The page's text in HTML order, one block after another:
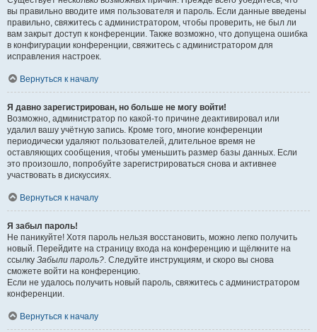
вы правильно вводите имя пользователя и пароль. Если данные введены
правильно, свяжитесь с администратором, чтобы проверить, не был ли
вам закрыт доступ к конференции. Также возможно, что допущена ошибка
в конфигурации конференции, свяжитесь с администратором для
исправления настроек.
Вернуться к началу
Я давно зарегистрирован, но больше не могу войти!
Возможно, администратор по какой-то причине деактивировал или
удалил вашу учётную запись. Кроме того, многие конференции
периодически удаляют пользователей, длительное время не
оставляющих сообщения, чтобы уменьшить размер базы данных. Если
это произошло, попробуйте зарегистрироваться снова и активнее
участвовать в дискуссиях.
Вернуться к началу
Я забыл пароль!
Не паникуйте! Хотя пароль нельзя восстановить, можно легко получить
новый. Перейдите на страницу входа на конференцию и щёлкните на
ссылку Забыли пароль?. Следуйте инструкциям, и скоро вы снова
сможете войти на конференцию.
Если не удалось получить новый пароль, свяжитесь с администратором
конференции.
Вернуться к началу